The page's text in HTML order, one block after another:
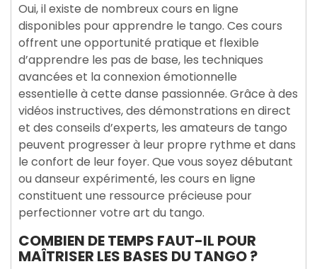
Oui, il existe de nombreux cours en ligne
disponibles pour apprendre le tango. Ces cours
offrent une opportunité pratique et flexible
d’apprendre les pas de base, les techniques
avancées et la connexion émotionnelle
essentielle à cette danse passionnée. Grâce à des
vidéos instructives, des démonstrations en direct
et des conseils d’experts, les amateurs de tango
peuvent progresser à leur propre rythme et dans
le confort de leur foyer. Que vous soyez débutant
ou danseur expérimenté, les cours en ligne
constituent une ressource précieuse pour
perfectionner votre art du tango.
COMBIEN DE TEMPS FAUT-IL POUR
MAÎTRISER LES BASES DU TANGO ?